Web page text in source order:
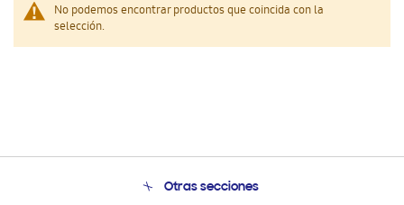
No podemos encontrar productos que coincida con la
selección.
Otras secciones